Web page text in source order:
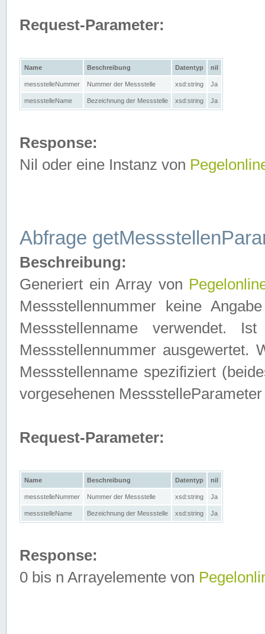
Request-Parameter:
Name Beschreibung Datentyp nil
messstelleNummer Nummer der Messstelle xsd:string Ja
messstelleName Bezeichnung der Messstelle xsd:string Ja
Response:
Nil oder eine Instanz von
Abfrage
Beschreibung:
Generiert ein Array von
Messstellennummer keine
Messstellenname verwendet.
Messstellennummer ausgewertet.
Messstellenname spezifiziert
vorgesehenen
Request-Parameter:
Name Beschreibung Datentyp nil
messstelleNummer Nummer der Messstelle xsd:string Ja
messstelleName Bezeichnung der Messstelle xsd:string Ja
Response:
0 bis n Arrayelemente von